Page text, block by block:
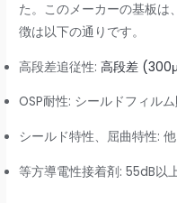
た。このメーカーの基板は
徴は以下の通りです。
高段差追従性:高段差
OSP耐性: シールドフィル
シールド特性、屈曲特性:
等方導電性接着剤: 55dB以